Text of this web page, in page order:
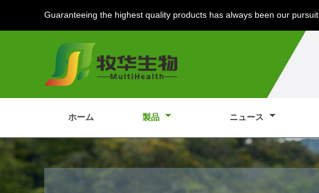
Guaranteeing the highest quality products has always been our pursuit
ホーム 製品 ニュース